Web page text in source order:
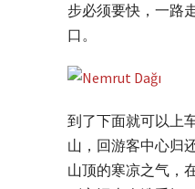
步必须要快，一路
口。
到了下面就可以上
山，回游客中心归
山顶的寒凉之气，